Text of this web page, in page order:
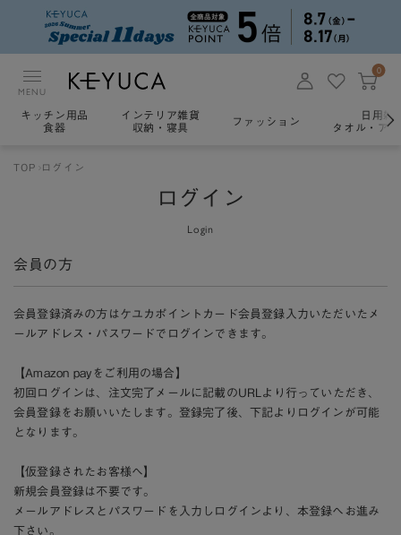
MENU
0
キッチン用品
食器
インテリア雑貨
収納・寝具
ファッション
日用雑
タオル・ア
TOP ログイン
ログイン
Login
会員の方
会員登録済みの方はケユカポイントカード会員登録入力いただいたメ
ールアドレス・パスワードでログインできます。
【Amazon payをご利用の場合】
初回ログインは、注文完了メールに記載のURLより行っていただき、
会員登録をお願いいたします。登録完了後、下記よりログインが可能
となります。
【仮登録されたお客様へ】
新規会員登録は不要です。
メールアドレスとパスワードを入力しログインより、本登録へお進み
下さい。